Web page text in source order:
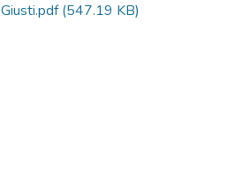
(547.19 KB)